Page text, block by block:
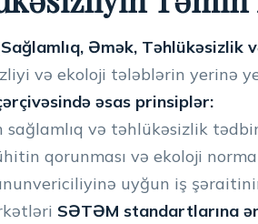
Əmək, Təhlükəsizlik
və ekoloji tələblərin yerinə
əsas prinsiplər:
sağlamlıq və təhlükəsizlik
qorunması və ekoloji
uyğun iş
SƏTƏM standartlarına